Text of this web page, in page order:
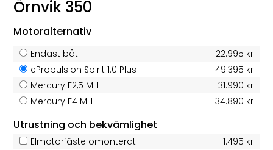
Örnvik 350
Motoralternativ
Endast båt
22.995 kr
ePropulsion Spirit 1.0 Plus
49.395 kr
Mercury F2,5 MH
31.990 kr
Mercury F4 MH
34.890 kr
Utrustning och bekvämlighet
Elmotorfäste omonterat
1.495 kr